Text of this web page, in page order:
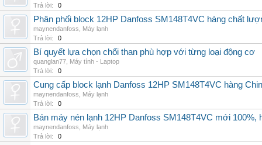
Trả lời:
0
Phân phối block 12HP Danfoss SM148T4VC hàng chất
maynendanfoss
Máy lạnh
Trả lời:
0
Bí quyết lựa chọn chổi than phù hợp với từng loại động cơ
quanglan77 Máy tính - Laptop
Trả lời:
0
Cung cấp block lạnh Danfoss 12HP SM148T4VC hàng
maynendanfoss
Máy lạnh
Trả lời:
0
Bán máy nén lạnh 12HP Danfoss SM148T4VC mới
maynendanfoss
Máy lạnh
Trả lời:
0